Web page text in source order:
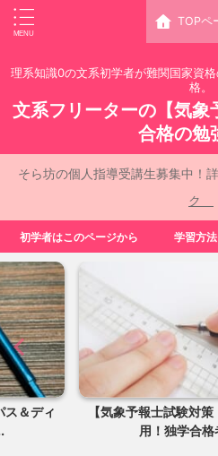
TOPペ
理系知識0の文系初学者が難関国家資
格。
文系フリーターの【気象
合格の勉
そら坊の個人指導受講生募集中！
ク
初学者はこのページから 学習方
対策 定規】実技試験
合格者愛用...
第54回